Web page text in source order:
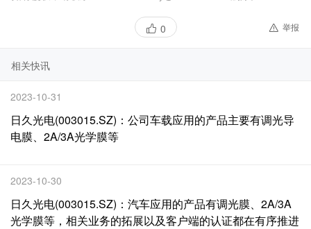
0 举报
相关快讯
2023-10-31
日久光电(003015.SZ)：公司车载应用的产品主要有调光导
电膜、2A/3A光学膜等
2023-10-30
日久光电(003015.SZ)：汽车应用的产品有调光膜、2A/3A
光学膜等，相关业务的拓展以及客户端的认证都在有序推进